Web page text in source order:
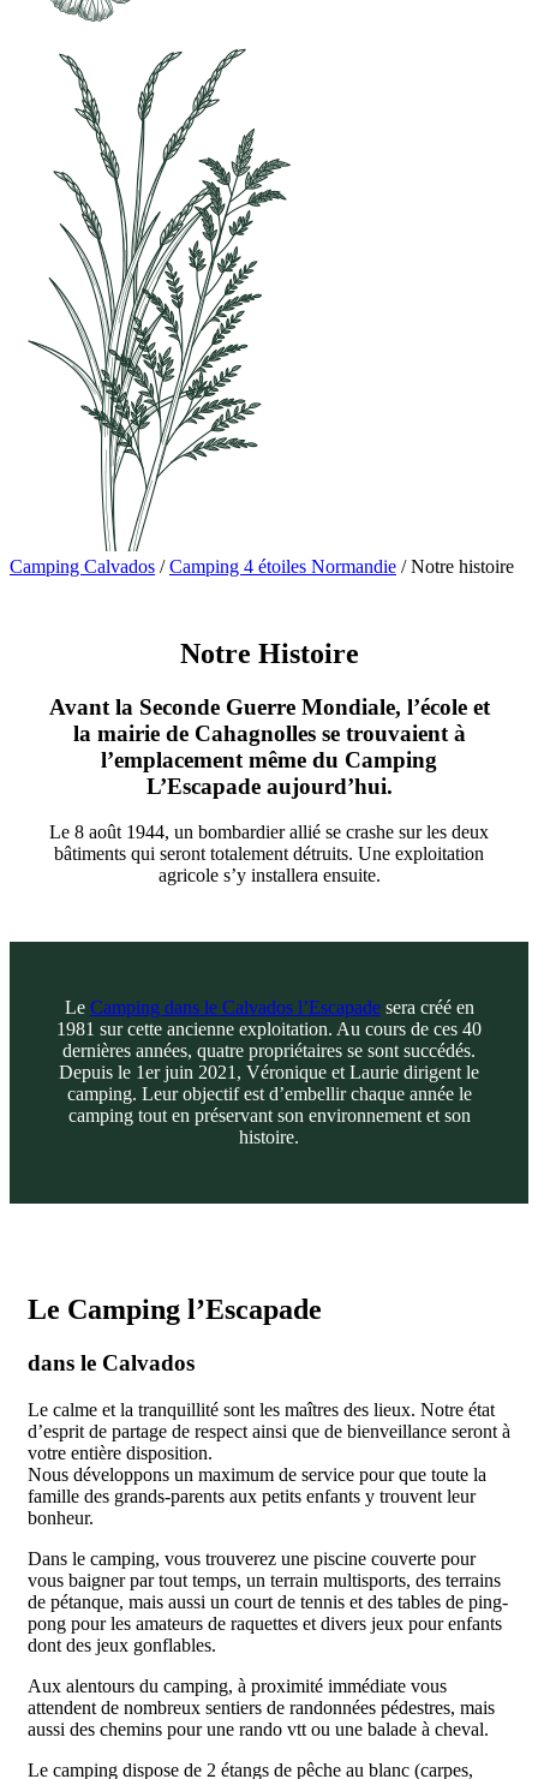
Camping Calvados /Camping 4 étoiles Normandie /Notre histoire
Notre Histoire
Avant la Seconde Guerre Mondiale, l’école et
la mairie de Cahagnolles se trouvaient à
l’emplacement même du Camping
L’Escapade aujourd’hui.
Le 8 août 1944, un bombardier allié se crashe sur les deux
bâtiments qui seront totalement détruits. Une exploitation
agricole s’y installera ensuite.
Le Camping dans le Calvados l’Escapadesera créé en
1981 sur cette ancienne exploitation. Au cours de ces 40
dernières années, quatre propriétaires se sont succédés.
Depuis le 1er juin 2021, Véronique et Laurie dirigent le
camping. Leur objectif est d’embellir chaque année le
camping tout en préservant son environnement et son
histoire.
Le Camping l’Escapade
dans le Calvados
Le calme et la tranquillité sont les maîtres des lieux. Notre état
d’esprit de partage de respect ainsi que de bienveillance seront à
votre entière disposition.
Nous développons un maximum de service pour que toute la
famille des grands-parents aux petits enfants y trouvent leur
bonheur.
Dans le camping, vous trouverez une piscine couverte pour
vous baigner par tout temps, un terrain multisports, des terrains
de pétanque, mais aussi un court de tennis et des tables de ping-
pong pour les amateurs de raquettes et divers jeux pour enfants
dont des jeux gonflables.
Aux alentours du camping, à proximité immédiate vous
attendent de nombreux sentiers de randonnées pédestres, mais
aussi des chemins pour une rando vtt ou une balade à cheval.
Le camping dispose de 2 étangs de pêche au blanc (carpes,